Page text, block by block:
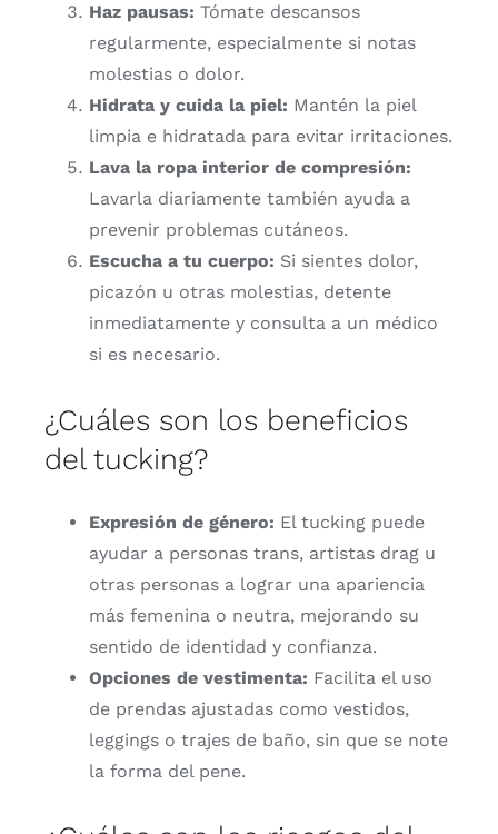
Haz pausas: Tómate descansos
regularmente, especialmente si notas
molestias o dolor.
Hidrata y cuida la piel: Mantén la piel
limpia e hidratada para evitar irritaciones.
Lava la ropa interior de compresión:
Lavarla diariamente también ayuda a
prevenir problemas cutáneos.
Escucha a tu cuerpo: Si sientes dolor,
picazón u otras molestias, detente
inmediatamente y consulta a un médico
si es necesario.
¿Cuáles son los beneficios
del tucking?
Expresión de género: El tucking puede
ayudar a personas trans, artistas drag u
otras personas a lograr una apariencia
más femenina o neutra, mejorando su
sentido de identidad y confianza.
Opciones de vestimenta: Facilita el uso
de prendas ajustadas como vestidos,
leggings o trajes de baño, sin que se note
la forma del pene.